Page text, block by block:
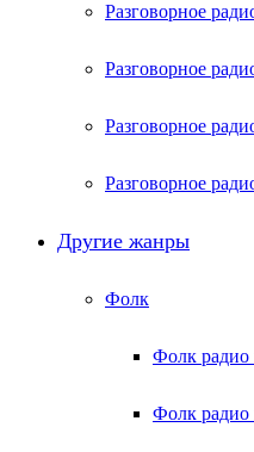
Разговорное
Разговорное
Разговорное
Разговорное
Другие жанры
Фолк
Фолк радио
Фолк радио